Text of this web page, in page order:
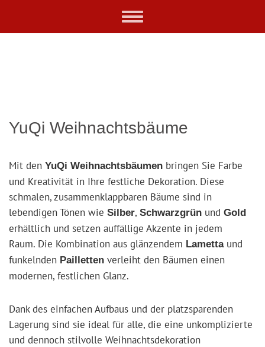
Toggle
YuQi Weihnachtsbäume
Mit den YuQi Weihnachtsbäumen bringen Sie Farbe
und Kreativität in Ihre festliche Dekoration. Diese
schmalen, zusammenklappbaren Bäume sind in
lebendigen Tönen wie Silber, Schwarzgrün und Gold
erhältlich und setzen auffällige Akzente in jedem
Raum. Die Kombination aus glänzendem Lamettaund
funkelnden Pailletten verleiht den Bäumen einen
modernen, festlichen Glanz.
Dank des einfachen Aufbaus und der platzsparenden
Lagerung sind sie ideal für alle, die eine unkomplizierte
und dennoch stilvolle Weihnachtsdekoration